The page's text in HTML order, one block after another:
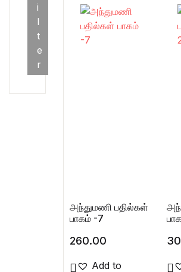
அந்துமணி பதில்கள்
பாகம் -7
260.00
Add to
Min price
Max price
i
l
t
e
r